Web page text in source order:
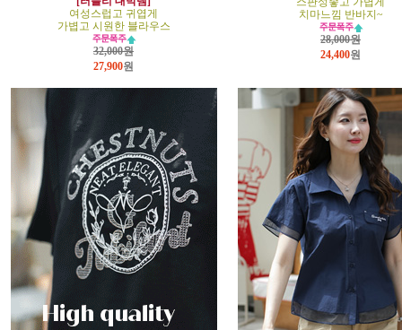
여성스럽고 귀엽게
가볍고 시원한 블라우스
32,000원
27,900원
치마느낌 반바지~
28,000원
24,400원